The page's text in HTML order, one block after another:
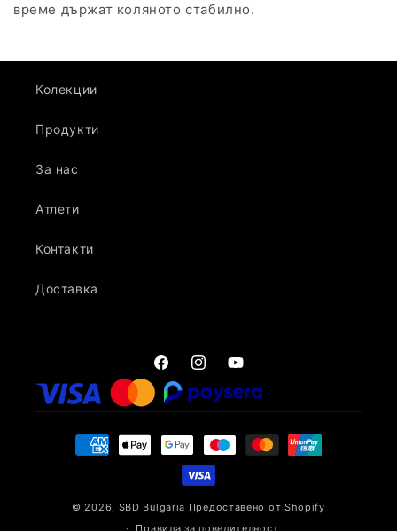
време държат коляното стабилно.
Колекции
Продукти
За нас
Атлети
Контакти
Доставка
FacebookInstagramYouTube
Начини
на
© 2026, SBD Bulgaria Предоставено от Shopify
Правила за повелителност